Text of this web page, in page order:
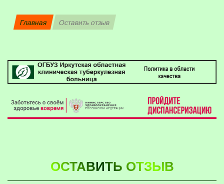
Главная Оставить отзыв
ОСТАВИТЬ ОТЗЫВ